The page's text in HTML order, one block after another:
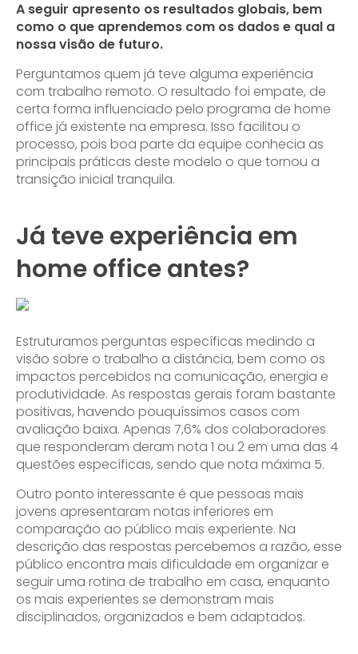
A seguir apresento os resultados globais, bem
como o que aprendemos com os dados e qual a
nossa visão de futuro.
Perguntamos quem já teve alguma experiência
com trabalho remoto. O resultado foi empate, de
certa forma influenciado pelo programa de home
office já existente na empresa. Isso facilitou o
processo, pois boa parte da equipe conhecia as
principais práticas deste modelo o que tornou a
transição inicial tranquila.
Já teve experiência em
home office antes?
Estruturamos perguntas específicas medindo a
visão sobre o trabalho a distância, bem como os
impactos percebidos na comunicação, energia e
produtividade. As respostas gerais foram bastante
positivas, havendo pouquíssimos casos com
avaliação baixa. Apenas 7,6% dos colaboradores
que responderam deram nota 1 ou 2 em uma das 4
questões específicas, sendo que nota máxima 5.
Outro ponto interessante é que pessoas mais
jovens apresentaram notas inferiores em
comparação ao público mais experiente. Na
descrição das respostas percebemos a razão, esse
público encontra mais dificuldade em organizar e
seguir uma rotina de trabalho em casa, enquanto
os mais experientes se demonstram mais
disciplinados, organizados e bem adaptados.